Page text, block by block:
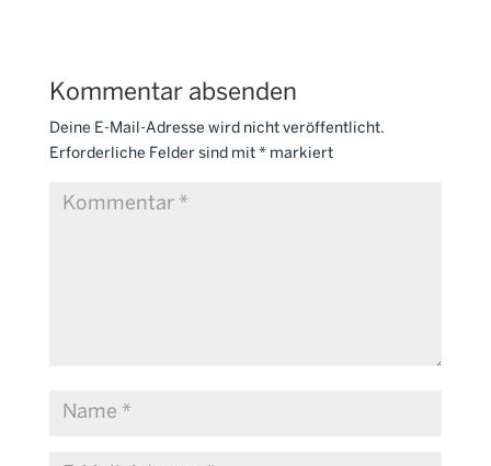
Kommentar absenden
Deine E-Mail-Adresse wird nicht veröffentlicht.
Erforderliche Felder sind mit *markiert